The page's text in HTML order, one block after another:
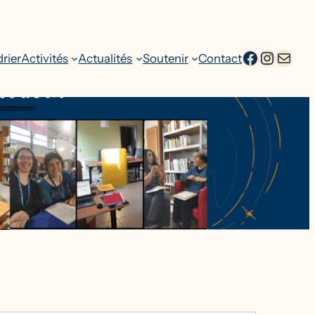
Activités Actualités Soutenir Contactfacebook
Adresse